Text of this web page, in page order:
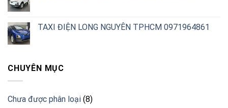
TAXI ĐIỆN LONG NGUYÊN TPHCM 0971964861
CHUYÊN MỤC
Chưa được phân loại (8)